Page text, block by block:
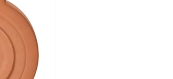
alte materiale
este o alegere clasica, iar una colorata din
ce una care are un pigment rece va crea o
culorile, poti umple recipientul cu aranjamente
minimalist, iar buchetele pline, viu colorate, din
sa plasezi vazele de la Homelux in locurile pe care